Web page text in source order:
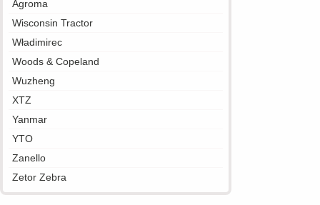
Agroma
Wisconsin Tractor
Władimirec
Woods & Copeland
Wuzheng
XTZ
Yanmar
YTO
Zanello
Zetor Zebra